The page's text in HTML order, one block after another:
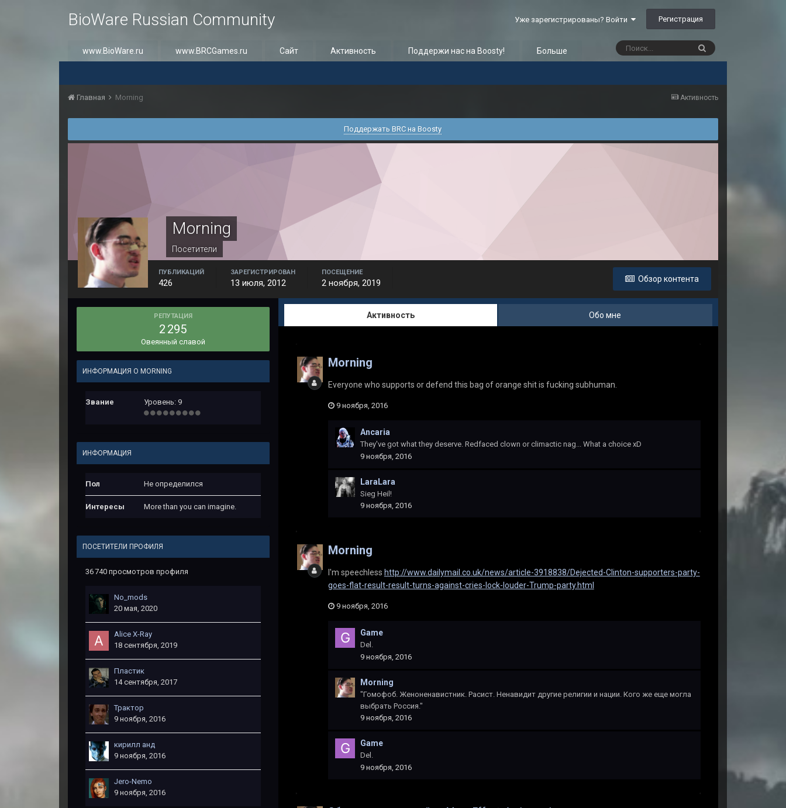
BioWare Russian Community Уже зарегистрированы? Войти Регистрация
www.BioWare.ru www.BRCGames.ru Сайт Активность Поддержи нас на Boosty! Больше
Активность
Главная Morning
Поддержать BRC на Boosty
Morning
Посетители
Обзор контента
ПУБЛИКАЦИЙ
426
ЗАРЕГИСТРИРОВАН
13 июля, 2012
ПОСЕЩЕНИЕ
2 ноября, 2019
РЕПУТАЦИЯ
2 295
Овеянный славой
ИНФОРМАЦИЯ О MORNING
Звание Уровень: 9
ИНФОРМАЦИЯ
Пол Не определился
Интересы More than you can imagine.
ПОСЕТИТЕЛИ ПРОФИЛЯ
36 740 просмотров профиля
No_mods
20 мая, 2020
Alice X-Ray
18 сентября, 2019
Пластик
14 сентября, 2017
Трактор
9 ноября, 2016
кирилл анд
9 ноября, 2016
Jero-Nemo
9 ноября, 2016
Активность Обо мне
Morning
Everyone who supports or defend this bag of orange shit is fucking subhuman.
9 ноября, 2016
Ancaria
They've got what they deserve. Redfaced clown or climactic nag... What a choice xD
9 ноября, 2016
LaraLara
Sieg Heil!
9 ноября, 2016
Morning
I'm speechless http://www.dailymail.co.uk/news/article-3918838/Dejected-Clinton-supporters-party-
goes-flat-result-result-turns-against-cries-lock-louder-Trump-party.html
9 ноября, 2016
Game
Del.
9 ноября, 2016
Morning
"Гомофоб. Женоненавистник. Расист. Ненавидит другие религии и нации. Кого же еще могла
выбрать Россия."
9 ноября, 2016
Game
Del.
9 ноября, 2016